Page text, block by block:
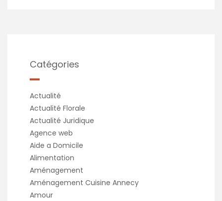
Catégories
Actualité
Actualité Florale
Actualité Juridique
Agence web
Aide a Domicile
Alimentation
Aménagement
Aménagement Cuisine Annecy
Amour